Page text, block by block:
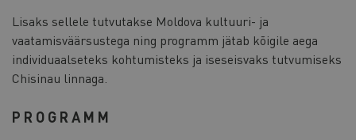
Lisaks sellele tutvutakse Moldova kultuuri- ja
vaatamisväärsustega ning programm jätab kõigile aega
individuaalseteks kohtumisteks ja iseseisvaks tutvumiseks
Chisinau linnaga.
PROGRAMM